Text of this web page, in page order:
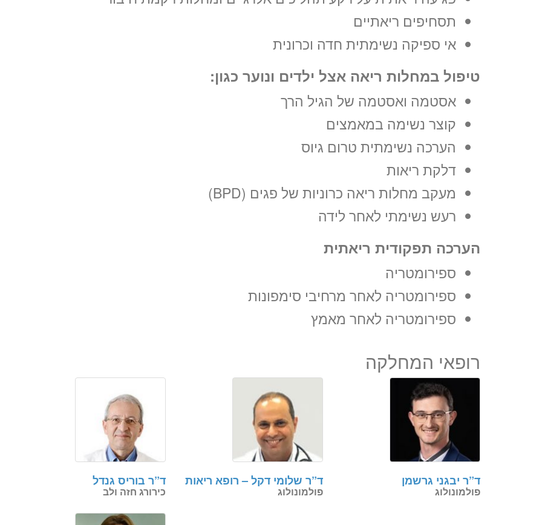
תסחיפים ריאתיים
אי ספיקה נשימתית חדה וכרונית
טיפול במחלות ריאה אצל ילדים ונוער כגון:
אסטמה ואסטמה של הגיל הרך
קוצר נשימה במאמצים
הערכה נשימתית טרום גיוס
דלקת ריאות
מעקב מחלות ריאה כרוניות של פגים (BPD)
רעש נשימתי לאחר לידה
הערכה תפקודית ריאתית
ספירומטריה
ספירומטריה לאחר מרחיבי סימפונות
ספירומטריה לאחר מאמץ
רופאי המחלקה
ד”ר בוריס גנדל
כירורג חזה ולב
ד”ר שלומי דקל – רופא ריאות
פולמונולוג
ד”ר יבגני גרשמן
פולמונולוג